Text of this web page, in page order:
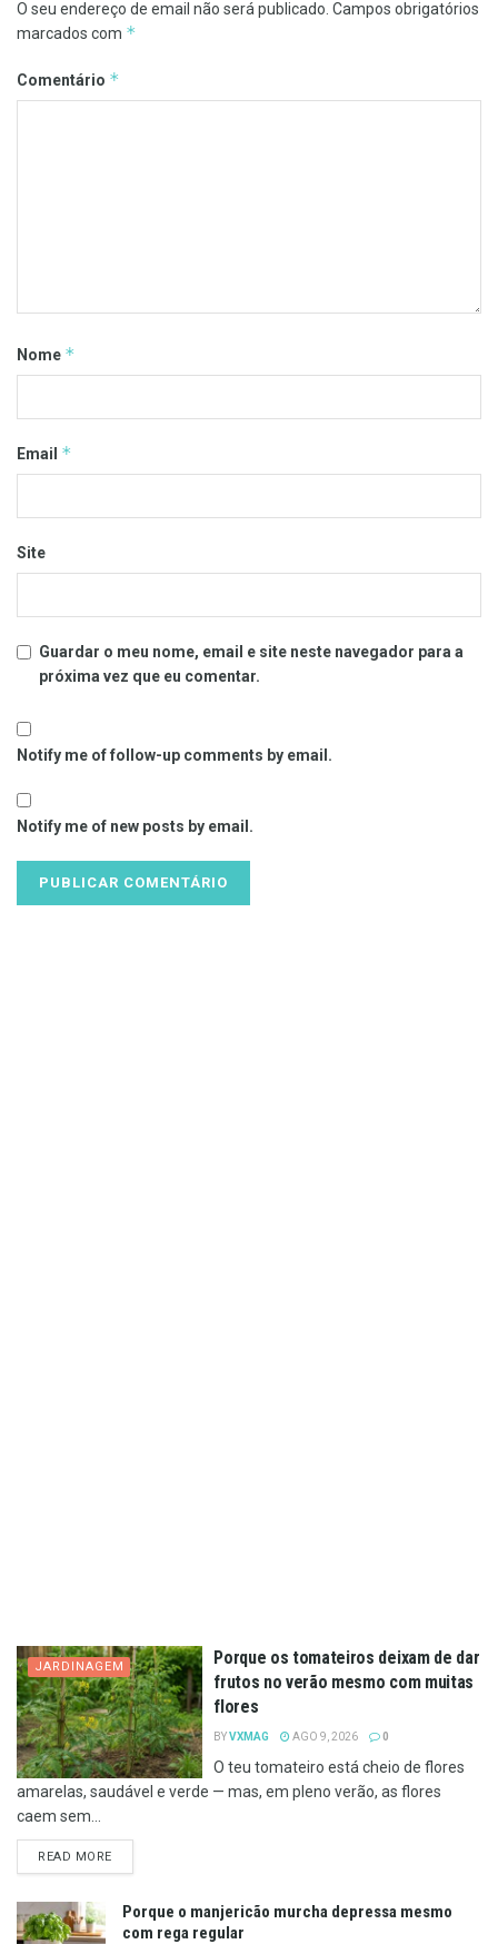
O seu endereço de email não será publicado. Campos obrigatórios
marcados com *
Comentário *
Nome *
Email *
Site
Guardar o meu nome, email e site neste navegador para a
próxima vez que eu comentar.
Notify me of follow-up comments by email.
Notify me of new posts by email.
JARDINAGEM
Porque os tomateiros deixam de dar
frutos no verão mesmo com muitas
flores
BYVXMAG AGO 9, 2026 0
O teu tomateiro está cheio de flores
amarelas, saudável e verde — mas, em pleno verão, as flores
caem sem...
READ MOREDETAILS
Porque o manjericão murcha depressa mesmo
com rega regular